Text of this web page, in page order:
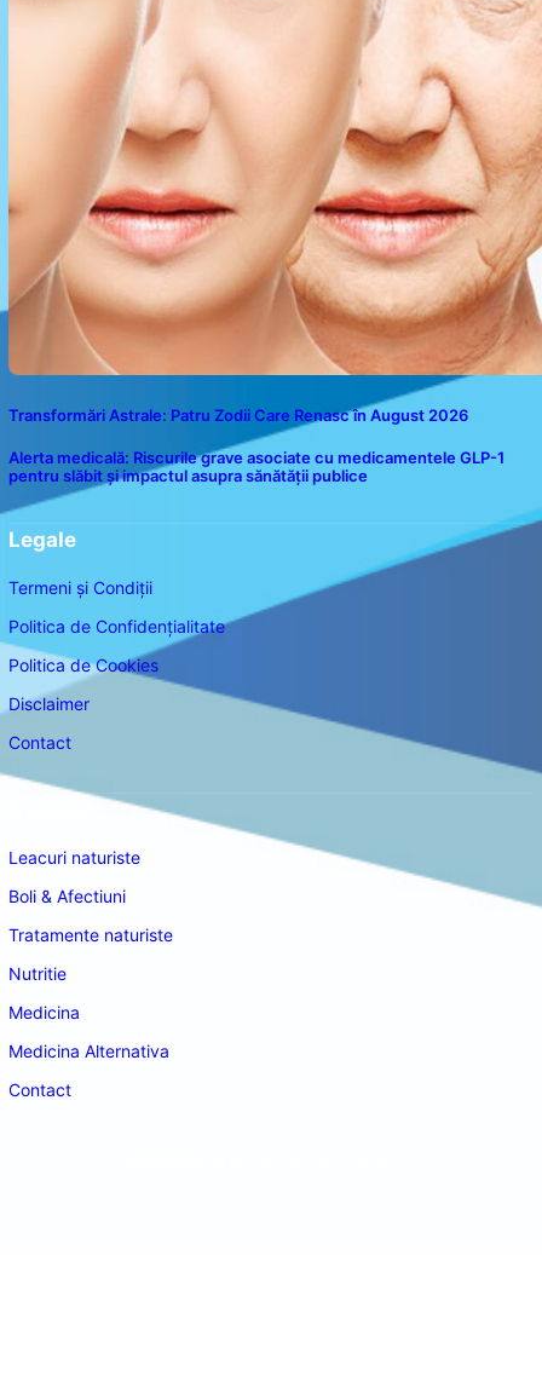
Transformări Astrale: Patru Zodii Care Renasc în August 2026
Alerta medicală: Riscurile grave asociate cu medicamentele GLP-1
pentru slăbit și impactul asupra sănătății publice
Legale
Termeni și Condiții
Politica de Confidențialitate
Politica de Cookies
Disclaimer
Contact
Leacuri naturiste
Boli & Afectiuni
Tratamente naturiste
Nutritie
Medicina
Medicina Alternativa
Contact